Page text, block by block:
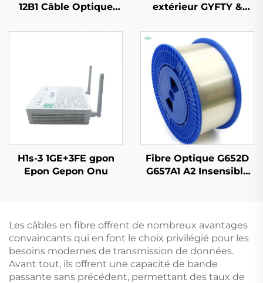
12B1 Câble Optique
extérieur GYFTY &
avec 2-288 cœurs
H1s-3 1GE+3FE gpon
Epon Gepon Onu
Fibre Optique G652D
G657A1 A2 Insensible
Les câbles en fibre offrent de nombreux avantages
convaincants qui en font le choix privilégié pour les
besoins modernes de transmission de données.
Avant tout, ils offrent une capacité de bande
passante sans précédent, permettant des taux de